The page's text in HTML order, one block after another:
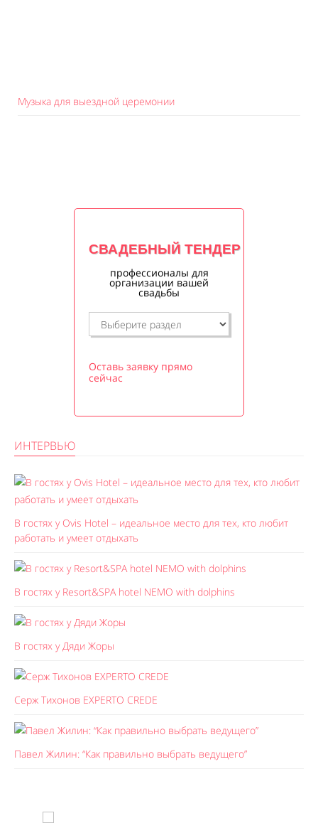
Музыка для выездной церемонии
СВАДЕБНЫЙ ТЕНДЕР
профессионалы для
организации вашей
свадьбы
Оставь заявку прямо
сейчас
ИНТЕРВЬЮ
В гостях у Ovis Hotel – идеальное место для тех, кто любит
работать и умеет отдыхать
В гостях у Resort&SPA hotel NEMO with dolphins
В гостях у Дяди Жоры
Серж Тихонов EXPERTO CREDE
Павел Жилин: “Как правильно выбрать ведущего”